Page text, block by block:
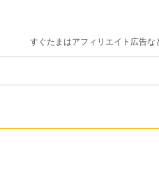
すぐたまはアフィリエイト広告